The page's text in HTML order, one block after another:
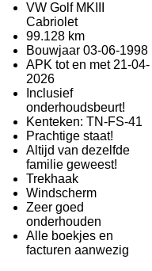
VW Golf MKIII
Cabriolet
99.128 km
Bouwjaar 03-06-1998
APK tot en met 21-04-
2026
Inclusief
onderhoudsbeurt!
Kenteken: TN-FS-41
Prachtige staat!
Altijd van dezelfde
familie geweest!
Trekhaak
Windscherm
Zeer goed
onderhouden
Alle boekjes en
facturen aanwezig